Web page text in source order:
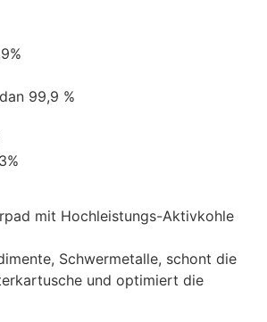
99,9 %
mit Hochleistungs-Aktivkohle
Schwermetalle, schont die
und optimiert die